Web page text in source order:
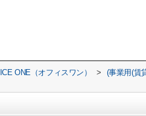
ONE（オフィスワン） > (事業用(賃